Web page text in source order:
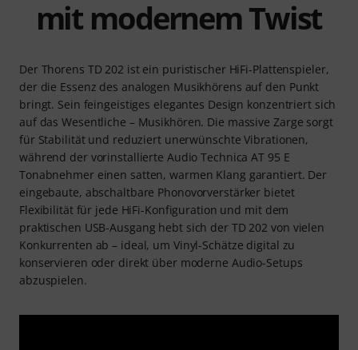
mit modernem Twist
Der Thorens TD 202 ist ein puristischer HiFi-Plattenspieler,
der die Essenz des analogen Musikhörens auf den Punkt
bringt. Sein feingeistiges elegantes Design konzentriert sich
auf das Wesentliche – Musikhören. Die massive Zarge sorgt
für Stabilität und reduziert unerwünschte Vibrationen,
während der vorinstallierte Audio Technica AT 95 E
Tonabnehmer einen satten, warmen Klang garantiert. Der
eingebaute, abschaltbare Phonovorverstärker bietet
Flexibilität für jede HiFi-Konfiguration und mit dem
praktischen USB-Ausgang hebt sich der TD 202 von vielen
Konkurrenten ab – ideal, um Vinyl-Schätze digital zu
konservieren oder direkt über moderne Audio-Setups
abzuspielen.